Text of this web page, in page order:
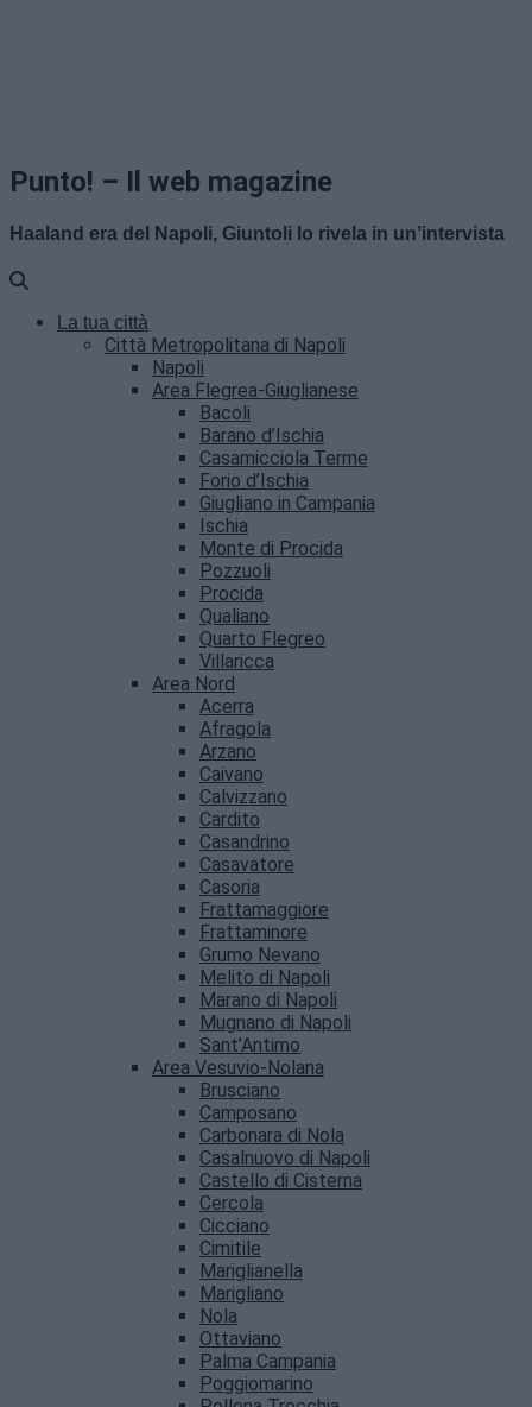
Punto! – Il web magazine
Haaland era del Napoli, Giuntoli lo rivela in un’intervista
La tua città
Città Metropolitana di Napoli
Napoli
Area Flegrea-Giuglianese
Bacoli
Barano d’Ischia
Casamicciola Terme
Forio d’Ischia
Giugliano in Campania
Ischia
Monte di Procida
Pozzuoli
Procida
Qualiano
Quarto Flegreo
Villaricca
Area Nord
Acerra
Afragola
Arzano
Caivano
Calvizzano
Cardito
Casandrino
Casavatore
Casoria
Frattamaggiore
Frattaminore
Grumo Nevano
Melito di Napoli
Marano di Napoli
Mugnano di Napoli
Sant’Antimo
Area Vesuvio-Nolana
Brusciano
Camposano
Carbonara di Nola
Casalnuovo di Napoli
Castello di Cisterna
Cercola
Cicciano
Cimitile
Mariglianella
Marigliano
Nola
Ottaviano
Palma Campania
Poggiomarino